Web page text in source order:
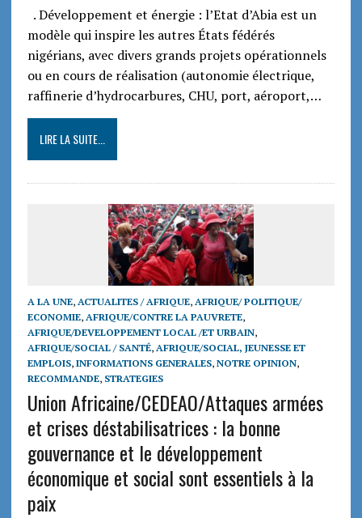
. Développement et énergie : l’Etat d’Abia est un
modèle qui inspire les autres États fédérés
nigérians, avec divers grands projets opérationnels
ou en cours de réalisation (autonomie électrique,
raffinerie d’hydrocarbures, CHU, port, aéroport,…
LIRE LA SUITE...
A LA UNE, ACTUALITES / AFRIQUE, AFRIQUE/ POLITIQUE/
ECONOMIE, AFRIQUE/CONTRE LA PAUVRETE,
AFRIQUE/DEVELOPPEMENT LOCAL /ET URBAIN,
AFRIQUE/SOCIAL / SANTÉ, AFRIQUE/SOCIAL, JEUNESSE ET
EMPLOIS, INFORMATIONS GENERALES, NOTRE OPINION,
RECOMMANDE, STRATEGIES
Union Africaine/CEDEAO/Attaques armées
et crises déstabilisatrices : la bonne
gouvernance et le développement
économique et social sont essentiels à la
paix